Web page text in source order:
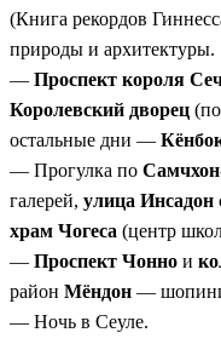
(Книга рекордов
природы и архитектуры.
— Проспект короля
Королевский дворец
остальные дни —
— Прогулка по
галерей, улица Инсадон
храм Чогеса (центр
— Проспект Чонно и
район Мёндон — шопинг
— Ночь в Сеуле.